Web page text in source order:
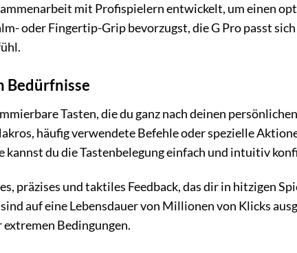
mit Profispielern entwickelt, um einen
oder Fingertip-Grip bevorzugst, die G Pro passt
Bedürfnisse
Tasten, die du ganz nach deinen
häufig verwendete Befehle oder spezielle
du die Tastenbelegung einfach und intuitiv
präzises und taktiles Feedback, das dir in hitzigen
auf eine Lebensdauer von Millionen von Klicks
Bedingungen.